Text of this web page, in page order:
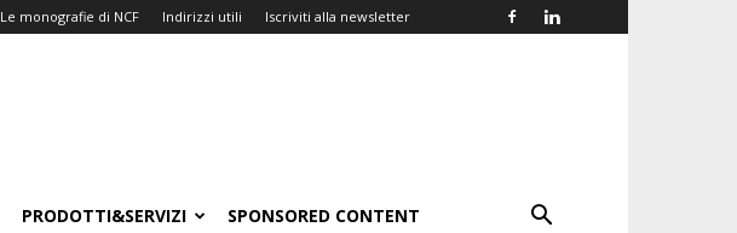
Le monografie di NCF Indirizzi utili Iscriviti alla newsletter
PRODOTTI&SERVIZI SPONSORED CONTENT